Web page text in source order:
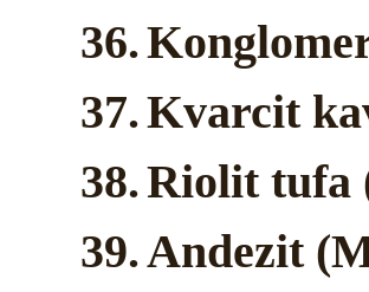
36.
37.Kvarcit
38.Riolit tufa
39.Andezit